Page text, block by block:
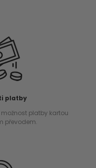
platby
platby kartou
převodem.